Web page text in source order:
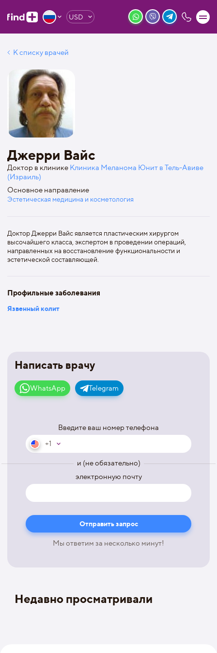
USD
К списку врачей
Написать врачу
WhatsApp Telegram
Введите ваш номер телефона
+1
и (не обязательно)
электронную почту
Мы ответим за несколько минут!
Джерри Вайс
Доктор в клинике Клиника Меланома Юнит в Тель-Авиве
(Израиль)
Основное направление
Эстетическая медицина и косметология
Доктор Джерри Вайс является пластическим хирургом
высочайшего класса, экспертом в проведении операций,
направленных на восстановление функциональности и
эстетической составляющей.
Профильные заболевания
Язвенный колит
Недавно просматривали